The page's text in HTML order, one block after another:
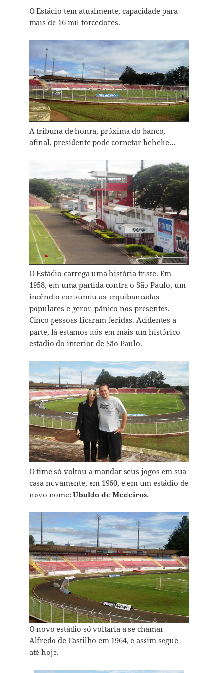
O Estádio tem atualmente, capacidade para
mais de 16 mil torcedores.
A tribuna de honra, próxima do banco,
afinal, presidente pode cornetar hehehe…
O Estádio carrega uma história triste. Em
1958, em uma partida contra o São Paulo, um
incêndio consumiu as arquibancadas
populares e gerou pânico nos presentes.
Cinco pessoas ficaram feridas. Acidentes a
parte, lá estamos nós em mais um histórico
estádio do interior de São Paulo.
O time só voltou a mandar seus jogos em sua
casa novamente, em 1960, e em um estádio de
novo nome: Ubaldo de Medeiros.
O novo estádio só voltaria a se chamar
Alfredo de Castilho em 1964, e assim segue
até hoje.